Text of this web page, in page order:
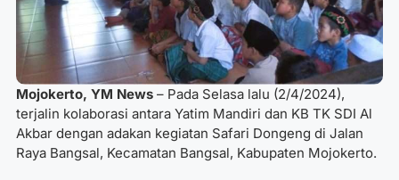
Mojokerto, YM News – Pada Selasa lalu (2/4/2024),
terjalin kolaborasi antara Yatim Mandiri dan KB TK SDI Al
Akbar dengan adakan kegiatan Safari Dongeng di Jalan
Raya Bangsal, Kecamatan Bangsal, Kabupaten Mojokerto.